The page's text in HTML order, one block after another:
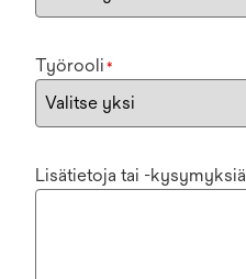
Työrooli *
Lisätietoja tai -kysymyksiä